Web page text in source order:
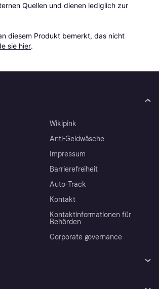
Quellen und dienen lediglich zur
diesem Produkt bemerkt, das nicht
sie hier.
Wikipink
Anti-Geldwäsche
Impressum
Barrierefreiheit
Auto-Track
Kontakt
Kontaktinformationen für
Behörden
Corporate governance